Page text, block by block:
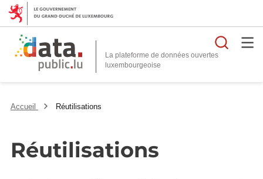
La plateforme de données ouvertes
Accueil Réutilisations
Réutilisations